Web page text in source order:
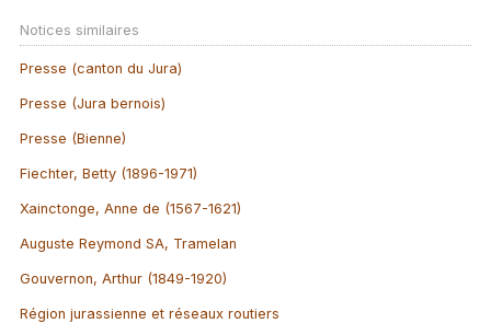
Notices similaires
Presse (canton du Jura)
Presse (Jura bernois)
Presse (Bienne)
Fiechter, Betty (1896-1971)
Xainctonge, Anne de (1567-1621)
Auguste Reymond SA, Tramelan
Gouvernon, Arthur (1849-1920)
Région jurassienne et réseaux routiers